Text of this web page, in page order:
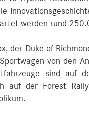
werden rund
der Duke of
von den
sind auf
auf der Forest